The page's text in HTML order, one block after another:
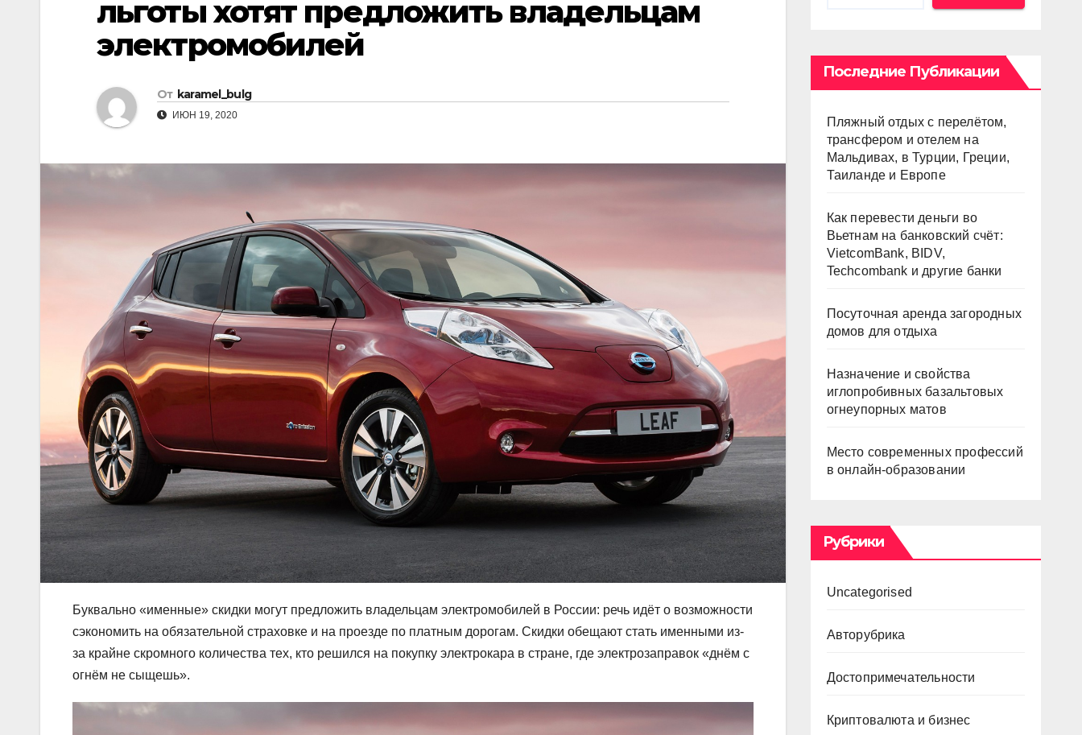
льготы хотят предложить владельцам
электромобилей
От karamel_bulg
ИЮН 19, 2020
Буквально «именные» скидки могут предложить владельцам электромобилей в России: речь идёт о возможности
сэкономить на обязательной страховке и на проезде по платным дорогам. Скидки обещают стать именными из-
за крайне скромного количества тех, кто решился на покупку электрокара в стране, где электрозаправок «днём с
огнём не сыщешь».
Последние Публикации
Пляжный отдых с перелётом,
трансфером и отелем на
Мальдивах, в Турции, Греции,
Таиланде и Европе
Как перевести деньги во
Вьетнам на банковский счёт:
VietcomBank, BIDV,
Techcombank и другие банки
Посуточная аренда загородных
домов для отдыха
Назначение и свойства
иглопробивных базальтовых
огнеупорных матов
Место современных профессий
в онлайн-образовании
Рубрики
Uncategorised
Авторубрика
Достопримечательности
Криптовалюта и бизнес